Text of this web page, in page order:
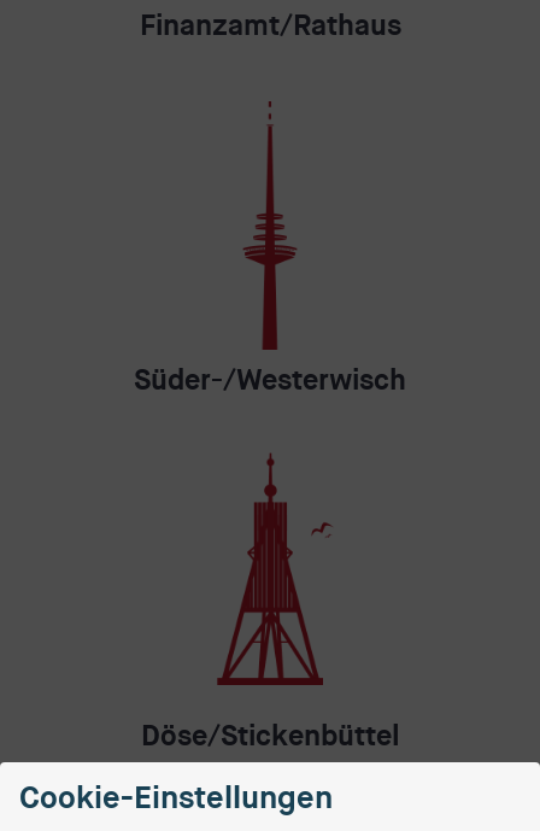
Cookie-Einstellungen
Finanzamt/Rathaus
Süder-/Westerwisch
Döse/Stickenbüttel